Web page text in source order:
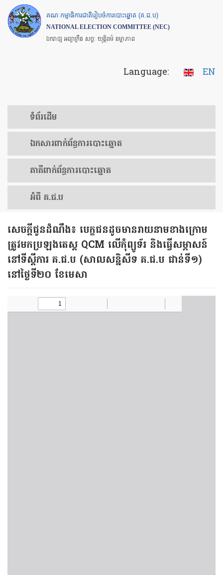
Skip
to
main
គណៈកម្មាធិការជាតិរៀបចំការបោះឆ្នោត (គ.ជ.ប)
NATIONAL ELECTION COMMITTEE (NEC)
ឯករាជ្យ អព្យាក្រឹត សច្ចៈ យុត្តិធម៌ តម្លាភាព
Language: EN
ទំព័រ​ដើម
ឯកសារ​ពាក់ព័ន្ធ​ការ​បោះឆ្នោត
​ភាគីពាក់ព័ន្ធ​​ការ​បោះឆ្នោត
អំពី គ.ជ.ប
សេចក្ដីជូនដំណឹង៖ បេក្ខជន​ដូចមានរាយនាម​ខាងក្រោម
ត្រូវមក​ប្រឡង​តេស្ត QCM លើ​កុំព្យូទ័រ និង​ធ្វើសម្ភាសន៍​
នៅ​ទីស្ដីការ​ គ.ជ.ប (សាលសន្និសីទ​ គ.ជ.ប ជាន់​ទី​១)
នៅថ្ងៃទី​២០ ខែមេសា